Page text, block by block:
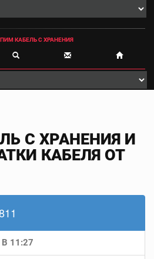
КАБЕЛЬ С ХРАНЕНИЯ
С ХРАНЕНИЯ И
КАБЕЛЯ ОТ
11:27